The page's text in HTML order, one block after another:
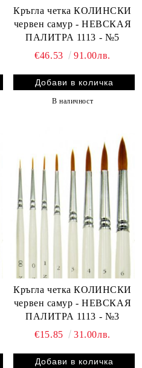
Кръгла четка КОЛИНСКИ
червен самур - НЕВСКАЯ
ПАЛИТРА 1113 - №5
€46.53
91.00лв.
В наличност
Кръгла четка КОЛИНСКИ
червен самур - НЕВСКАЯ
ПАЛИТРА 1113 - №3
€15.85
31.00лв.